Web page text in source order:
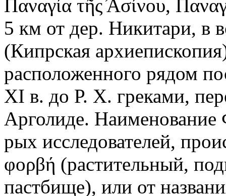
Παναγία τῆς ̓Ασίνου,
5 км от дер. Никитари, в
(Кипрская
расположенного рядом
XI в. до Р. Х. греками,
Арголиде.
рых исследователей,
φορβή (растительный,
пастбище), или от